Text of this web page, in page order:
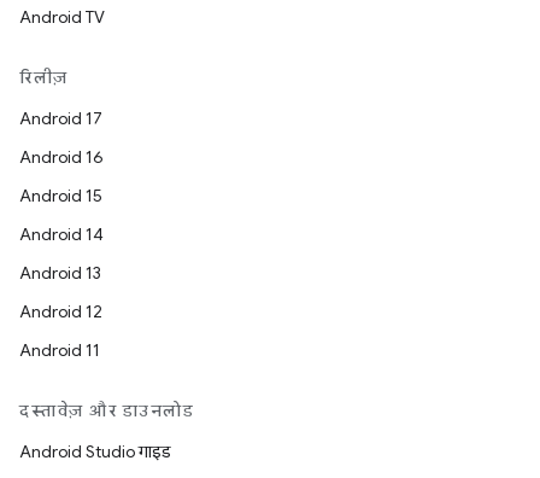
Android TV
रिलीज़
Android 17
Android 16
Android 15
Android 14
Android 13
Android 12
Android 11
दस्तावेज़ और डाउनलोड
Android Studio गाइड